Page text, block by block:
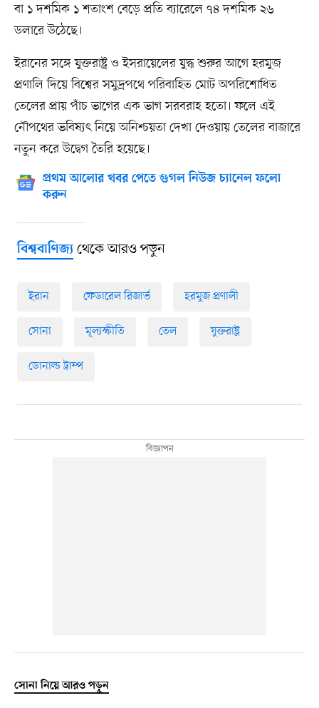
বা ১ দশমিক ১ শতাংশ বেড়ে প্রতি ব্যারেলে ৭৪ দশমিক ২৬
ডলারে উঠেছে।
ইরানের সঙ্গে যুক্তরাষ্ট্র ও ইসরায়েলের যুদ্ধ শুরুর আগে হরমুজ
প্রণালি দিয়ে বিশ্বের সমুদ্রপথে পরিবাহিত মোট অপরিশোধিত
তেলের প্রায় পাঁচ ভাগের এক ভাগ সরবরাহ হতো। ফলে এই
নৌপথের ভবিষ্যৎ নিয়ে অনিশ্চয়তা দেখা দেওয়ায় তেলের বাজারে
নতুন করে উদ্বেগ তৈরি হয়েছে।
প্রথম আলোর খবর পেতে গুগল নিউজ চ্যানেল ফলো
করুন
বিশ্ববাণিজ্যথেকে আরও পড়ুন
ইরান ফেডারেল রিজার্ভ হরমুজ প্রণালী
সোনা মূল্যস্ফীতি তেল যুক্তরাষ্ট্র
ডোনাল্ড ট্রাম্প
সোনা নিয়ে আরও পড়ুন